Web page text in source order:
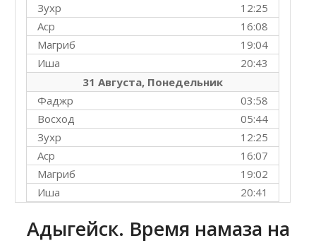
12:25
Зухр
16:08
Аср
19:04
Магриб
20:43
Иша
31 Августа, Понедельник
03:58
Фаджр
05:44
Восход
12:25
Зухр
16:07
Аср
19:02
Магриб
20:41
Иша
Адыгейск. Время намаза на